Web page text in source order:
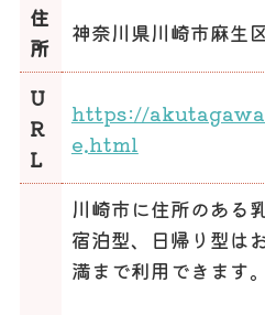
住
所
神奈川県川崎市麻生
U
R
L
https://
e.html
川崎市に住所のある
宿泊型、日帰り型は
満まで利用できます。